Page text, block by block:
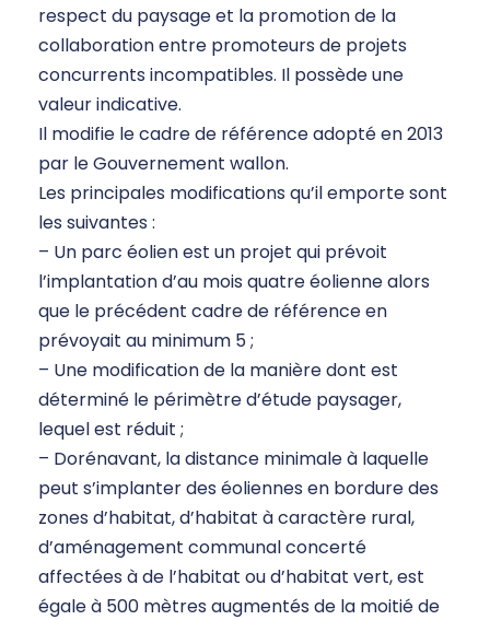
respect du paysage et la promotion de la
collaboration entre promoteurs de projets
concurrents incompatibles. Il possède une
valeur indicative.
Il modifie le cadre de référence adopté en 2013
par le Gouvernement wallon.
Les principales modifications qu’il emporte sont
les suivantes :
– Un parc éolien est un projet qui prévoit
l’implantation d’au mois quatre éolienne alors
que le précédent cadre de référence en
prévoyait au minimum 5 ;
– Une modification de la manière dont est
déterminé le périmètre d’étude paysager,
lequel est réduit ;
– Dorénavant, la distance minimale à laquelle
peut s’implanter des éoliennes en bordure des
zones d’habitat, d’habitat à caractère rural,
d’aménagement communal concerté
affectées à de l’habitat ou d’habitat vert, est
égale à 500 mètres augmentés de la moitié de